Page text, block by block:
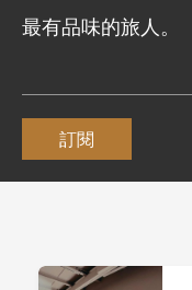
最有品味的旅人。
訂閱